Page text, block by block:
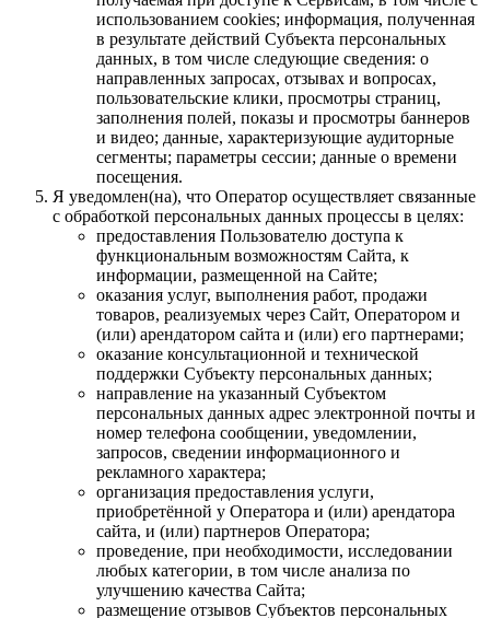
использованием cookies; информация, полученная
в результате действий Субъекта персональных
данных, в том числе следующие сведения: о
направленных запросах, отзывах и вопросах,
пользовательские клики, просмотры страниц,
заполнения полей, показы и просмотры баннеров
и видео; данные, характеризующие аудиторные
сегменты; параметры сессии; данные о времени
посещения.
Я уведомлен(на), что Оператор осуществляет связанные
с обработкой персональных данных процессы в целях:
предоставления Пользователю доступа к
функциональным возможностям Сайта, к
информации, размещенной на Сайте;
оказания услуг, выполнения работ, продажи
товаров, реализуемых через Сайт, Оператором и
(или) арендатором сайта и (или) его партнерами;
оказание консультационной и технической
поддержки Субъекту персональных данных;
направление на указанный Субъектом
персональных данных адрес электронной почты и
номер телефона сообщении, уведомлении,
запросов, сведении информационного и
рекламного характера;
организация предоставления услуги,
приобретённой у Оператора и (или) арендатора
сайта, и (или) партнеров Оператора;
проведение, при необходимости, исследовании
любых категории, в том числе анализа по
улучшению качества Сайта;
размещение отзывов Субъектов персональных